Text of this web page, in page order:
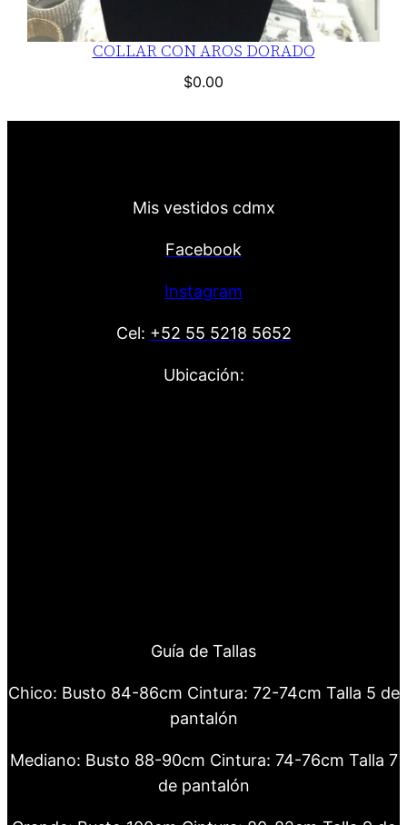
COLLAR CON AROS DORADO
$0.00
Mis vestidos cdmx
Facebook
Instagram
Cel: +52 55 5218 5652
Ubicación:
Guía de Tallas
Chico: Busto 84-86cm Cintura: 72-74cm Talla 5 de
pantalón
Mediano: Busto 88-90cm Cintura: 74-76cm Talla 7
de pantalón